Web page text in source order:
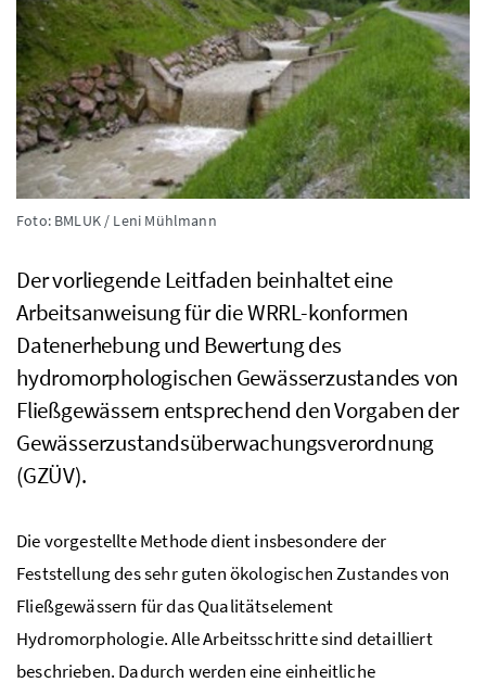
Foto: BMLUK / Leni Mühlmann
Der vorliegende Leitfaden beinhaltet eine
Arbeitsanweisung für dieWRRL-konformen
Datenerhebung und Bewertung des
hydromorphologischen Gewässerzustandes von
Fließgewässern entsprechend den Vorgaben der
Gewässerzustandsüberwachungsverordnung
(GZÜV).
Die vorgestellte Methode dient insbesondere der
Feststellung des sehr guten ökologischen Zustandes von
Fließgewässern für das Qualitätselement
Hydromorphologie. Alle Arbeitsschritte sind detailliert
beschrieben. Dadurch werden eine einheitliche